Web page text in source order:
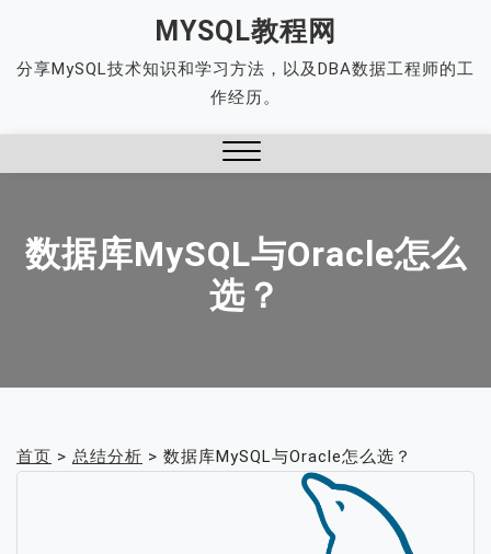
content
MYSQL教程网
分享MySQL技术知识和学习方法，以及DBA数据工程师的工
作经历。
数据库MySQL与Oracle怎么
选？
首页 > 总结分析 > 数据库MySQL与Oracle怎么选？